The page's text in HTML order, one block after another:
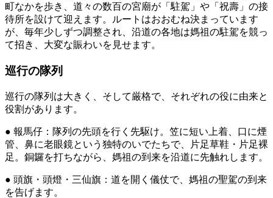
町なかを歩き、道々の数百の宮廟が「駐駕」や「祝壽」の接
待所を設けて迎えます。ルートはおおむね決まっています
が、毎年少しずつ調整され、沿道の各地は媽祖の駐駕を競っ
て招き、大変な賑わいを見せます。
巡行の隊列
巡行の隊列は大きく、そして厳格で、それぞれの役に由来と
役割があります。
● 報馬仔：隊列の先頭を行く先駆け。笠に短い上着、口に煙
管、鼻に老眼鏡という独特のいでたちで、片足草鞋・片足裸
足。銅鑼を打ちながら、媽祖の到来を沿道に先触れします。
● 頭旗・頭燈・三仙旗：道を開く儀仗で、媽祖の聖駕の到来
を告げます。